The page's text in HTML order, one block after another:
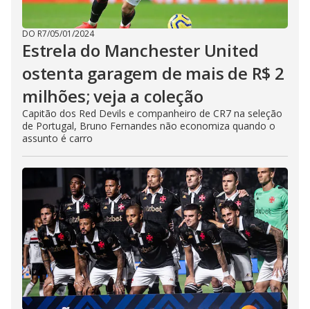
DO R7/05/01/2024
Estrela do Manchester United
ostenta garagem de mais de R$ 2
milhões; veja a coleção
Capitão dos Red Devils e companheiro de CR7 na seleção
de Portugal, Bruno Fernandes não economiza quando o
assunto é carro